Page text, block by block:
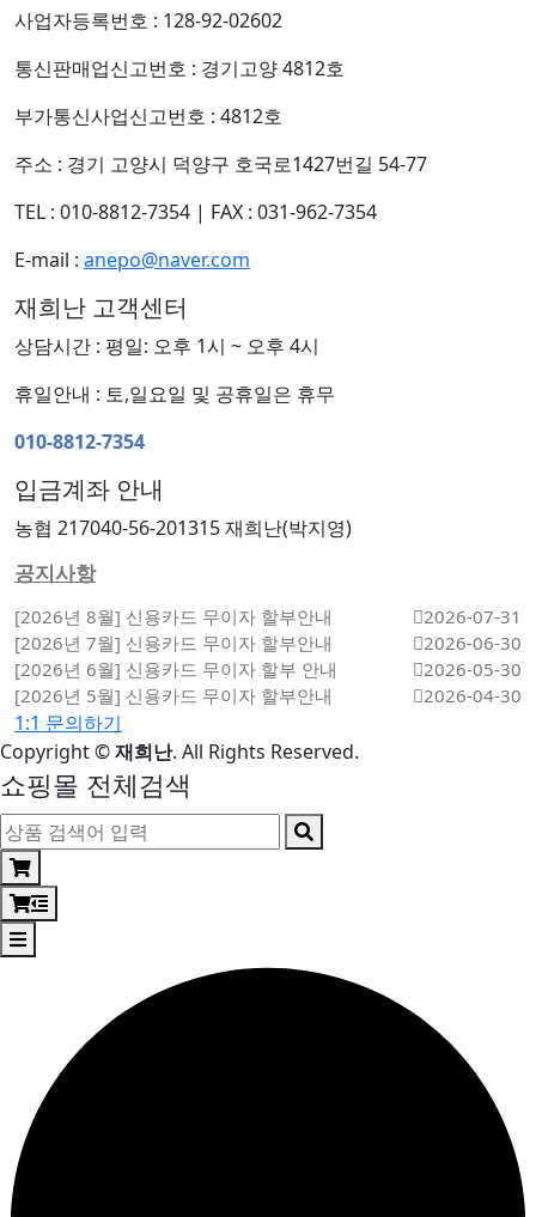
사업자등록번호 : 128-92-02602
통신판매업신고번호 : 경기고양 4812호
부가통신사업신고번호 : 4812호
주소 : 경기 고양시 덕양구 호국로1427번길 54-77
TEL : 010-8812-7354 | FAX : 031-962-7354
E-mail : anepo@naver.com
재희난 고객센터
상담시간 : 평일: 오후 1시 ~ 오후 4시
휴일안내 : 토,일요일 및 공휴일은 휴무
010-8812-7354
입금계좌 안내
농협 217040-56-201315 재희난(박지영)
공지사항
[2026년 8월] 신용카드 무이자 할부안내
2026-07-31
[2026년 7월] 신용카드 무이자 할부안내
2026-06-30
[2026년 6월] 신용카드 무이자 할부 안내
2026-05-30
[2026년 5월] 신용카드 무이자 할부안내
2026-04-30
1:1 문의하기
Copyright©재희난. All Rights Reserved.
쇼핑몰 전체검색